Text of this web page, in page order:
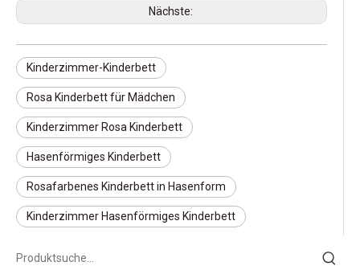
Nächste:
Kinderzimmer-Kinderbett
Rosa Kinderbett für Mädchen
Kinderzimmer Rosa Kinderbett
Hasenförmiges Kinderbett
Rosafarbenes Kinderbett in Hasenform
Kinderzimmer Hasenförmiges Kinderbett